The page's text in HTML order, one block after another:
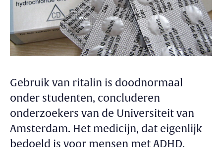
Gebruik van ritalin is doodnormaal
onder studenten, concluderen
onderzoekers van de Universiteit van
Amsterdam. Het medicijn, dat eigenlijk
bedoeld is voor mensen met ADHD,